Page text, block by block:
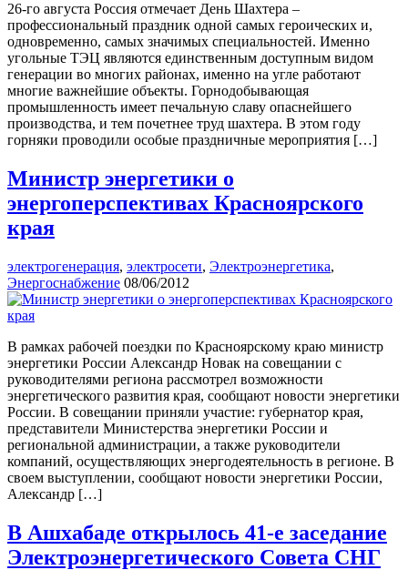
26-го августа Россия отмечает День Шахтера –
профессиональный праздник одной самых героических и,
одновременно, самых значимых специальностей. Именно
угольные ТЭЦ являются единственным доступным видом
генерации во многих районах, именно на угле работают
многие важнейшие объекты. Горнодобывающая
промышленность имеет печальную славу опаснейшего
производства, и тем почетнее труд шахтера. В этом году
горняки проводили особые праздничные мероприятия […]
Министр энергетики о
энергоперспективах Красноярского
края
электрогенерация, электросети, Электроэнергетика,
Энергоснабжение 08/06/2012
В рамках рабочей поездки по Красноярскому краю министр
энергетики России Александр Новак на совещании с
руководителями региона рассмотрел возможности
энергетического развития края, сообщают новости энергетики
России. В совещании приняли участие: губернатор края,
представители Министерства энергетики России и
региональной администрации, а также руководители
компаний, осуществляющих энергодеятельность в регионе. В
своем выступлении, сообщают новости энергетики России,
Александр […]
В Ашхабаде открылось 41-е заседание
Электроэнергетического Совета СНГ